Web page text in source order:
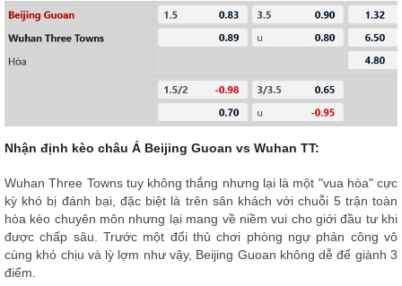
Nhận định kèo châu Á Beijing Guoan vs Wuhan TT:
Wuhan Three Towns tuy không thắng nhưng lại là một "vua hòa" cực
kỳ khó bị đánh bại, đặc biệt là trên sân khách với chuỗi 5 trận toàn
hòa kèo chuyên môn nhưng lại mang về niềm vui cho giới đầu tư khi
được chấp sâu. Trước một đối thủ chơi phòng ngự phản công vô
cùng khó chịu và lỳ lợm như vậy, Beijing Guoan không dễ để giành 3
điểm.